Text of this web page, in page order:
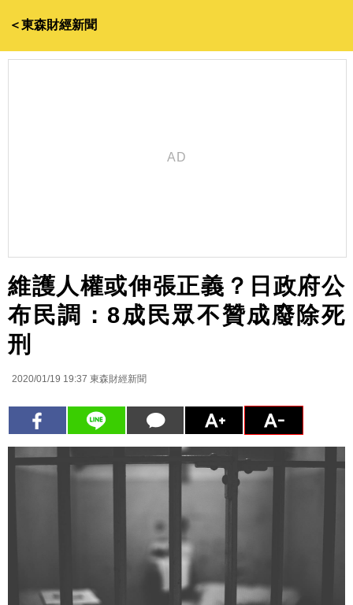
＜東森財經新聞
維護人權或伸張正義？日政府公
布民調：8成民眾不贊成廢除死
刑
2020/01/19 19:37 東森財經新聞